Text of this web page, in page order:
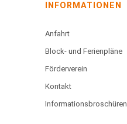
INFORMATIONEN
Anfahrt
Block- und Ferienpläne
Förderverein
Kontakt
Informationsbroschüren